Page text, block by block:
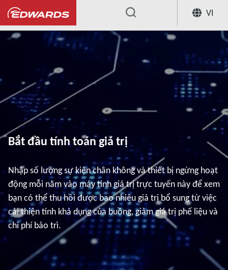
VI
...
Bắt đầu tính toán giá trị
Nhập số lượng sự kiện chân không và thiết bị ngừng hoạt
động mỗi năm vào máy tính giá trị trực tuyến này để xem
bạn có thể thu hồi được bao nhiêu giá trị bổ sung từ việc
cải thiện tính khả dụng của buồng, giảm giá trị phế liệu và
chi phí bảo trì.